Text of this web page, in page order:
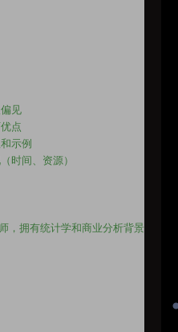
见
点
示例
时间、资源）
，拥有统计学和商业分析背景。